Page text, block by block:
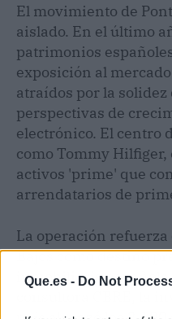
Que.es - Do Not
El movimiento de
aislado. En el último
patrimonios
exposición al
atraídos por la
perspectivas de
electrónico. El centro
como Tommy Hilfiger,
activos 'prime' que
arrendatarios de
La operación refuerza
Bajos como destino
inmobiliaria